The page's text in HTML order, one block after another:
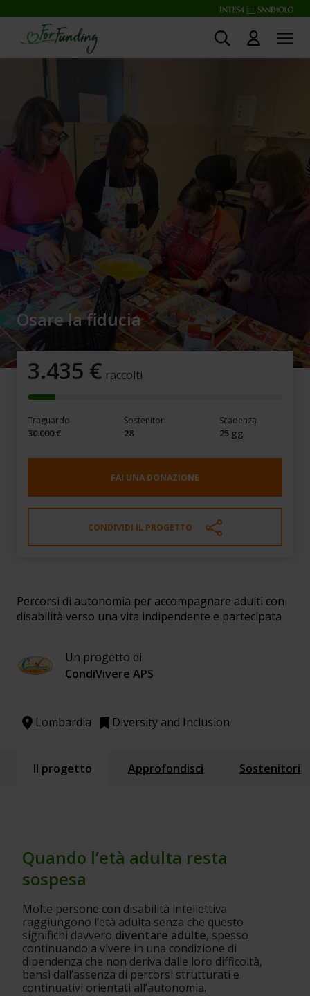
Osare la fiducia
3.435 € raccolti
Traguardo
30.000 €
Sostenitori
28
Scadenza
25 gg
FAI UNA DONAZIONE
CONDIVIDI IL PROGETTO
Percorsi di autonomia per accompagnare adulti con
disabilità verso una vita indipendente e partecipata
Un progetto di
CondiVivere APS
Lombardia Diversity and Inclusion
Il progetto Approfondisci Sostenitori
Quando l’età adulta resta
sospesa
Molte persone con disabilità intellettiva
raggiungono l’età adulta senza che questo
significhi davvero diventare adulte, spesso
continuando a vivere in una condizione di
dipendenza che non deriva dalle loro difficoltà,
bensì dall’assenza di percorsi strutturati e
continuativi orientati all’autonomia.